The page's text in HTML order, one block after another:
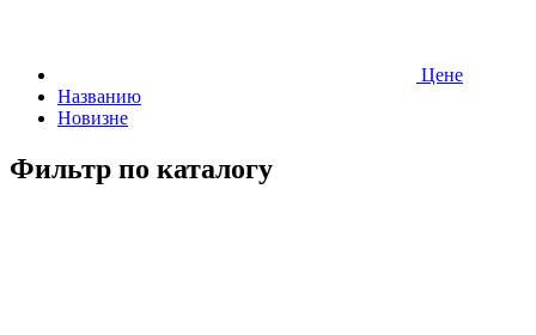
Ценe
Названию
Новизне
Фильтр по каталогу